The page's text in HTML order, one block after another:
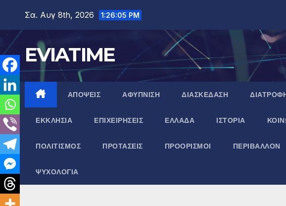
περιεχόμενο
Σα. Αυγ 8th, 2026 1:26:06 PM
EVIATIME
ΑΠΟΨΕΙΣ ΑΦΥΠΝΙΣΗ ΔΙΑΣΚΕΔΑΣΗ
ΕΚΚΛΗΣΙΑ ΕΠΙΧΕΙΡΗΣΕΙΣ ΕΛΛΑΔΑ ΙΣΤΟΡΙΑ
ΠΟΛΙΤΙΣΜΟΣ ΠΡΟΤΑΣΕΙΣ ΠΡΟΟΡΙΣΜΟΙ ΠΕΡΙΒΑΛΛΟΝ
ΨΥΧΟΛΟΓΙΑ